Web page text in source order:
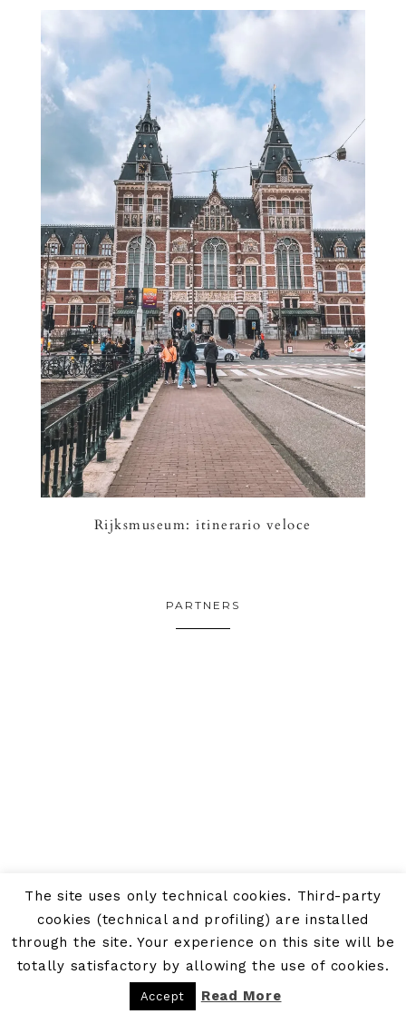
Rijksmuseum: itinerario veloce
PARTNERS
The site uses only technical cookies. Third-party
cookies (technical and profiling) are installed
through the site. Your experience on this site will be
totally satisfactory by allowing the use of cookies.
Accept Read More